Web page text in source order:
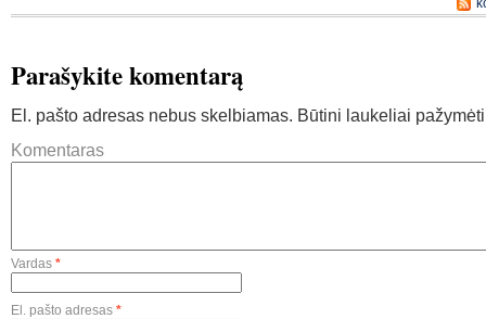
Parašykite komentarą
El. pašto adresas nebus skelbiamas. Būtini laukeliai
Komentaras
Vardas *
El. pašto adresas *